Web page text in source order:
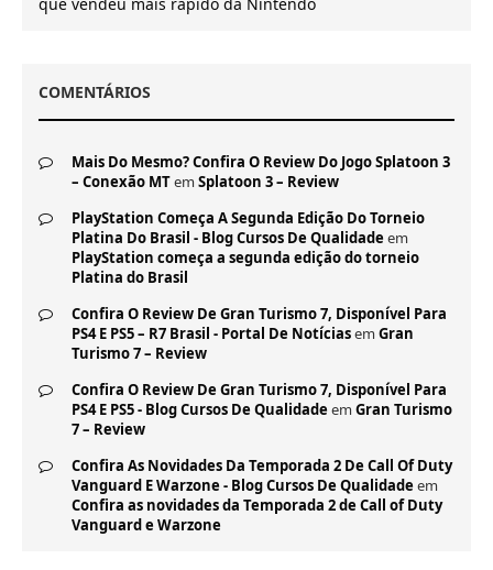
COMENTÁRIOS
Mais Do Mesmo? Confira O Review Do Jogo Splatoon 3
– Conexão MTem Splatoon 3 – Review
PlayStation Começa A Segunda Edição Do Torneio
Platina Do Brasil - Blog Cursos De Qualidade em
PlayStation começa a segunda edição do torneio
Platina do Brasil
Confira O Review De Gran Turismo 7, Disponível Para
PS4 E PS5 – R7 Brasil - Portal De Notíciasem Gran
Turismo 7 – Review
Confira O Review De Gran Turismo 7, Disponível Para
PS4 E PS5 - Blog Cursos De Qualidade em Gran Turismo
7 – Review
Confira As Novidades Da Temporada 2 De Call Of Duty
Vanguard E Warzone - Blog Cursos De Qualidade em
Confira as novidades da Temporada 2 de Call of Duty
Vanguard e Warzone